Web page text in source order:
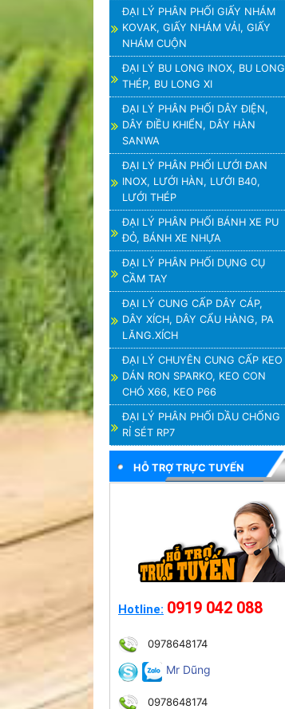
ĐẠI LÝ PHÂN PHỐI GIẤY NHÁM
KOVAK, GIẤY NHÁM VẢI, GIẤY
NHÁM CUỘN
ĐẠI LÝ BU LONG INOX, BU LONG
THÉP, BU LONG XI
ĐẠI LÝ PHÂN PHỐI DÂY ĐIỆN,
DÂY ĐIỀU KHIỂN, DÂY HÀN
SANWA
ĐẠI LÝ PHÂN PHỐI LƯỚI ĐAN
INOX, LƯỚI HÀN, LƯỚI B40,
LƯỚI THÉP
ĐẠI LÝ PHÂN PHỐI BÁNH XE PU
ĐỎ, BÁNH XE NHỰA
ĐẠI LÝ PHÂN PHỐI DỤNG CỤ
CẦM TAY
ĐẠI LÝ CUNG CẤP DÂY CÁP,
DÂY XÍCH, DÂY CẨU HÀNG, PA
LĂNG.XÍCH
ĐẠI LÝ CHUYÊN CUNG CẤP KEO
DÁN RON SPARKO, KEO CON
CHÓ X66, KEO P66
ĐẠI LÝ PHÂN PHỐI DẦU CHỐNG
RỈ SÉT RP7
HỖ TRỢ TRỰC TUYẾN
Hotline: 0919 042 088
0978648174
Mr Dũng
0978648174